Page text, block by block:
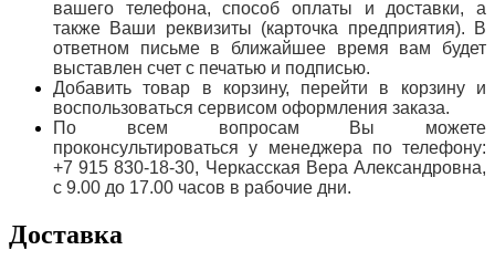
вашего телефона, способ оплаты и доставки, а
также Ваши реквизиты (карточка предприятия). В
ответном письме в ближайшее время вам будет
выставлен счет с печатью и подписью.
Добавить товар в корзину, перейти в корзину и
воспользоваться сервисом оформления заказа.
По всем вопросам Вы можете
проконсультироваться у менеджера по телефону:
+7 915 830-18-30, Черкасская Вера Александровна,
с 9.00 до 17.00 часов в рабочие дни.
Доставка